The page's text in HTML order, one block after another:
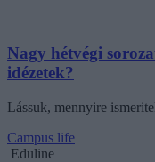
Nagy hétvégi
idézetek?
Lássuk, mennyire
Campus life
Eduline